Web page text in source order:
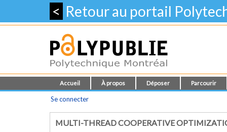
< Retour au portail
Accueil À propos Déposer Parcourir
Se connecter
MULTI-THREAD COOPERATIVE